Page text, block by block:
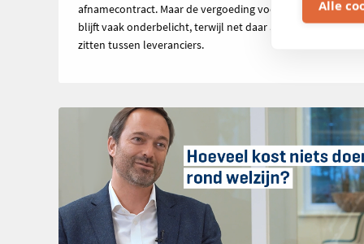
Alle
afnamecontract. Maar de vergoeding voor geïnjecteerde
blijft vaak onderbelicht, terwijl net daar aanzienlijke
zitten tussen leveranciers.